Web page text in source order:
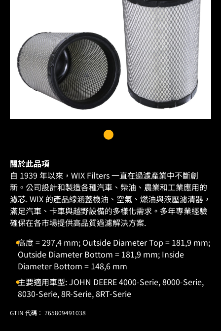
關於此品項
自 1939 年以來，WIX Filters 一直在過濾產業中不斷創
新。公司設計和製造各種汽車、柴油、農業和工業應用的
濾芯. WIX 的產品線涵蓋機油、空氣、燃油與液壓濾清器，
滿足汽車、卡車與越野設備的多樣化需求。多年專業經驗
確保在各市場提供高品質過濾解決方案.
高度 = 297,4 mm; Outside Diameter Top = 181,9 mm;
Outside Diameter Bottom = 181,9 mm; Inside
Diameter Bottom = 148,6 mm
主要適用車型: JOHN DEERE 4000-Serie, 8000-Serie,
8030-Serie, 8R-Serie, 8RT-Serie
GTIN 代碼： 765809491038